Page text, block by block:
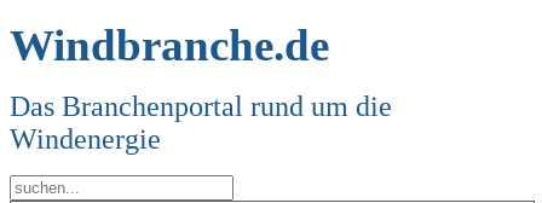
Windbranche.de
Das Branchenportal rund um die
Windenergie